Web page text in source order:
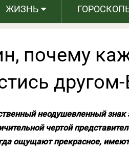
ЖИЗНЬ
почему
неодушевленный знак
чертой
ощущают прекрасное,